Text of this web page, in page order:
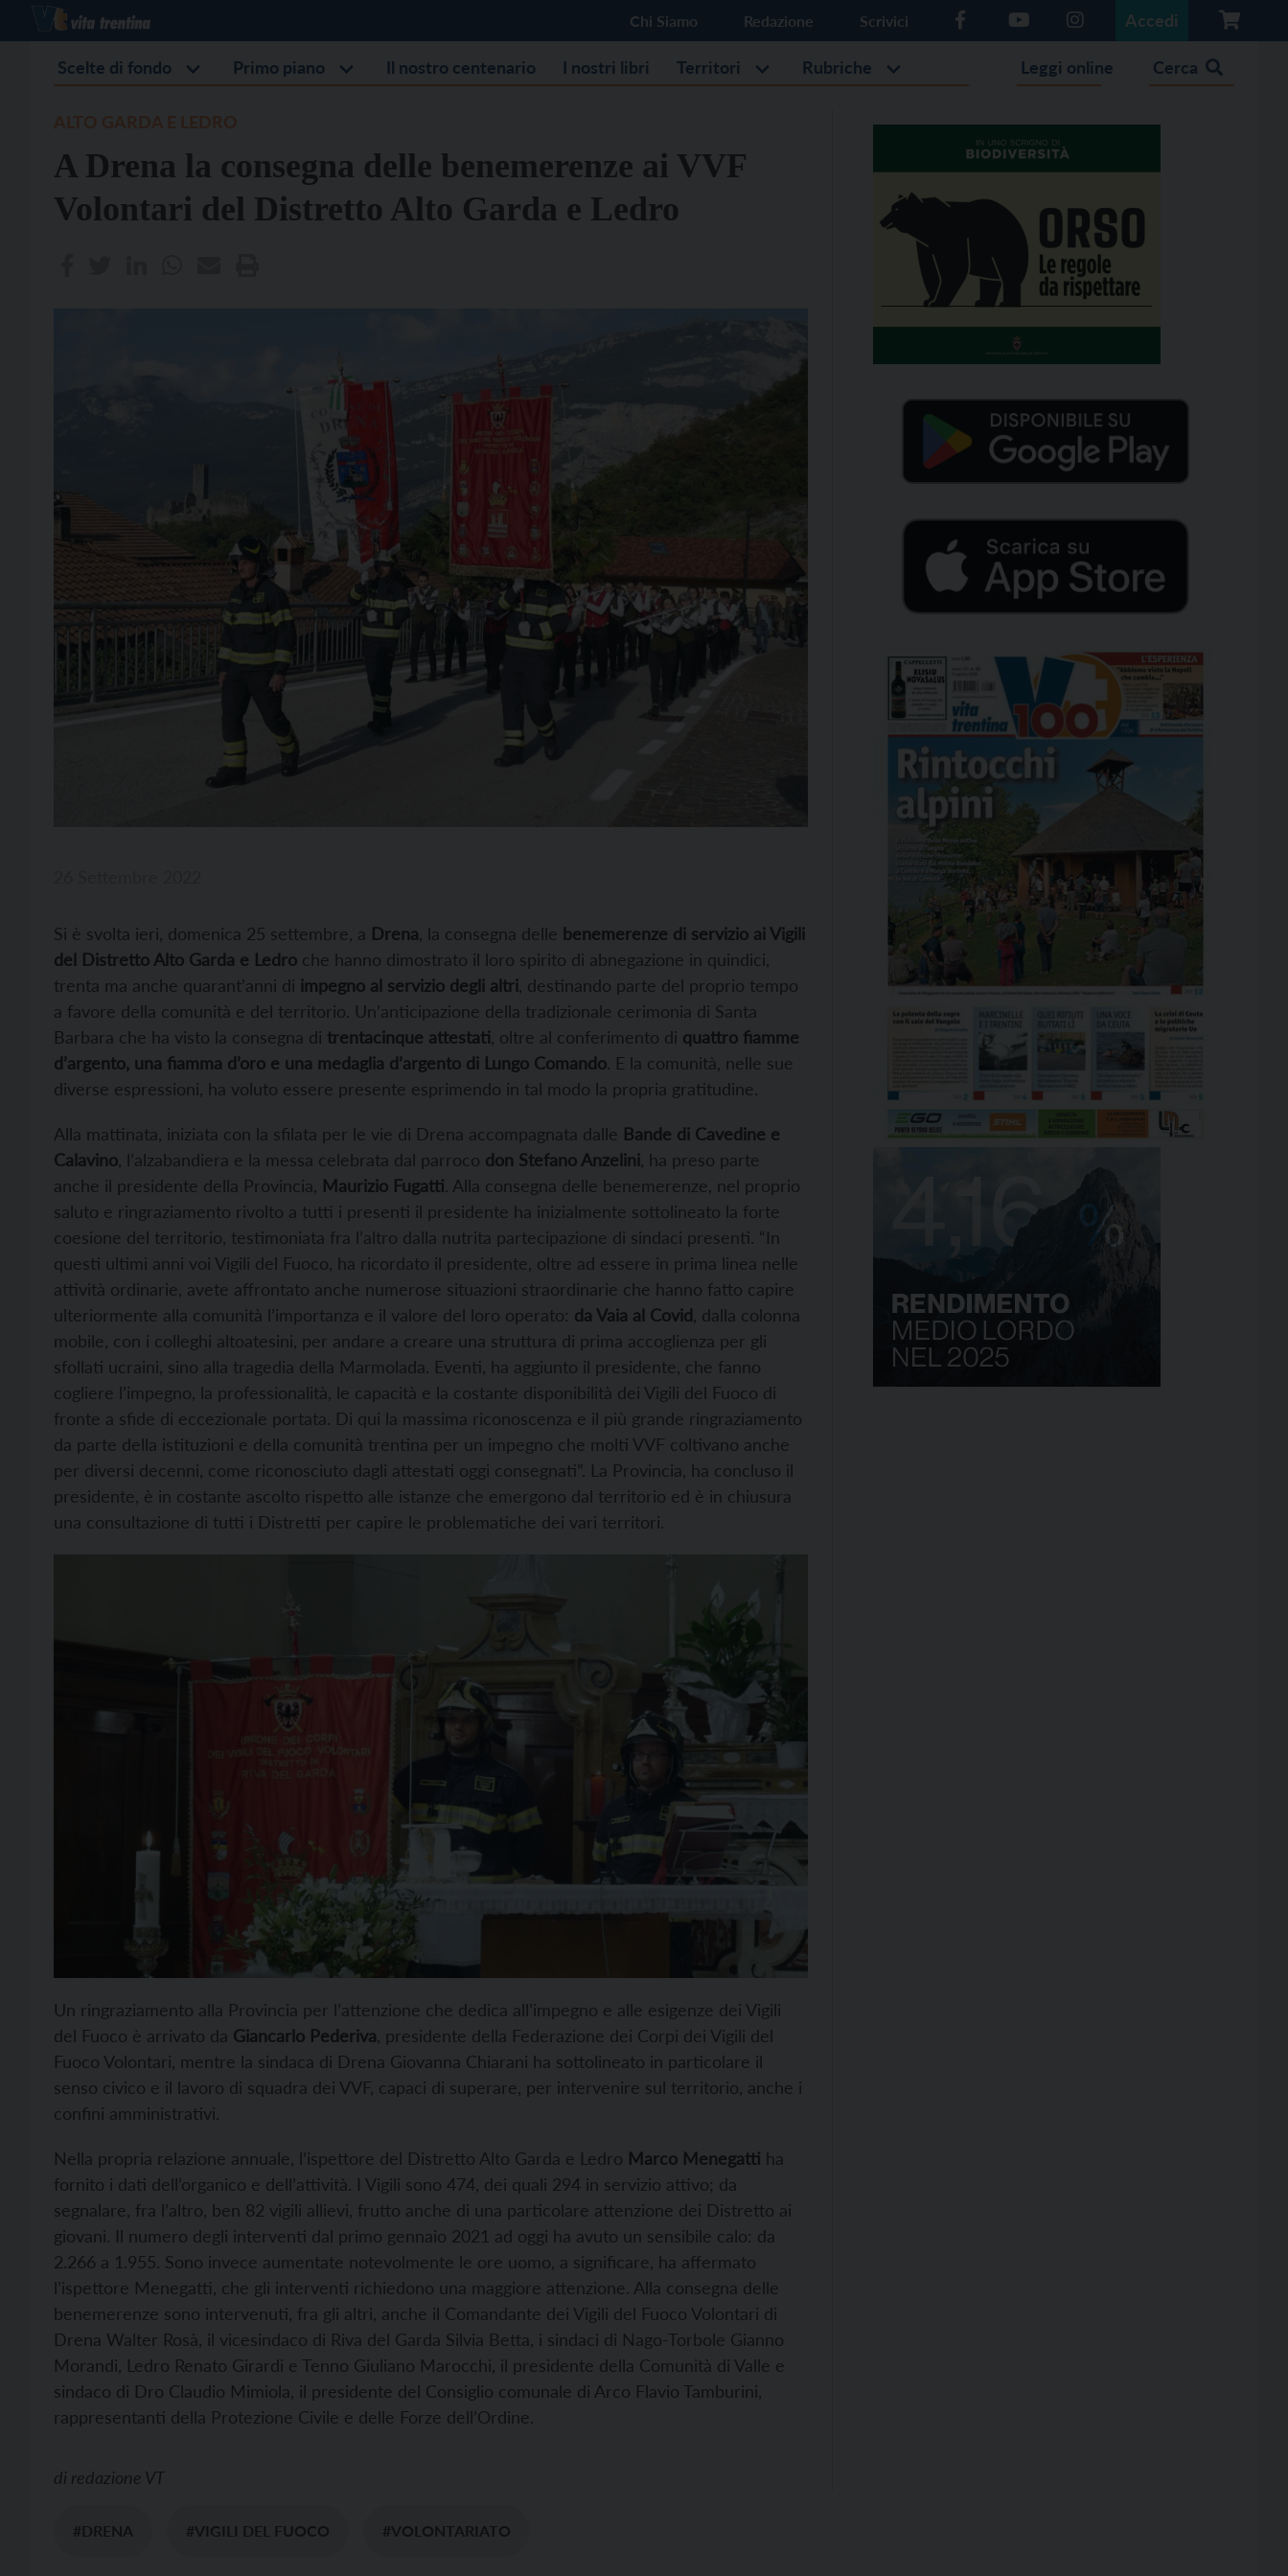
Chi Siamo Redazione Scrivici Accedi
Scelte di fondo Primo piano Il nostro centenario I nostri libri Territori Rubriche Leggi online Cerca
A Drena la consegna delle benemerenze ai VVF
Volontari del Distretto Alto Garda e Ledro
Si è svolta ieri, domenica 25 settembre, a Drena , la consegna delle benemerenze di servizio ai Vigili
del Distretto Alto Garda e Ledro che hanno dimostrato il loro spirito di abnegazione in quindici,
trenta ma anche quarant’anni di impegno al servizio degli altri , destinando parte del proprio tempo
a favore della comunità e del territorio. Un’anticipazione della tradizionale cerimonia di Santa
Barbara che ha visto la consegna di trentacinque attestati , oltre al conferimento di quattro fiamme
d’argento, una fiamma d’oro e una medaglia d’argento di Lungo Comando. E la comunità, nelle sue
diverse espressioni, ha voluto essere presente esprimendo in tal modo la propria gratitudine.
Alla mattinata, iniziata con la sfilata per le vie di Drena accompagnata dalle Bande di Cavedine e
Calavino , l’alzabandiera e la messa celebrata dal parroco don Stefano Anzelini , ha preso parte
anche il presidente della Provincia, Maurizio Fugatti. Alla consegna delle benemerenze, nel proprio
saluto e ringraziamento rivolto a tutti i presenti il presidente ha inizialmente sottolineato la forte
coesione del territorio, testimoniata fra l’altro dalla nutrita partecipazione di sindaci presenti. “In
questi ultimi anni voi Vigili del Fuoco, ha ricordato il presidente, oltre ad essere in prima linea nelle
attività ordinarie, avete affrontato anche numerose situazioni straordinarie che hanno fatto capire
ulteriormente alla comunità l’importanza e il valore del loro operato: da Vaia al Covid , dalla colonna
mobile, con i colleghi altoatesini, per andare a creare una struttura di prima accoglienza per gli
sfollati ucraini, sino alla tragedia della Marmolada. Eventi, ha aggiunto il presidente, che fanno
cogliere l’impegno, la professionalità, le capacità e la costante disponibilità dei Vigili del Fuoco di
fronte a sfide di eccezionale portata. Di qui la massima riconoscenza e il più grande ringraziamento
da parte della istituzioni e della comunità trentina per un impegno che molti VVF coltivano anche
per diversi decenni, come riconosciuto dagli attestati oggi consegnati”. La Provincia, ha concluso il
presidente, è in costante ascolto rispetto alle istanze che emergono dal territorio ed è in chiusura
una consultazione di tutti i Distretti per capire le problematiche dei vari territori.
Un ringraziamento alla Provincia per l’attenzione che dedica all’impegno e alle esigenze dei Vigili
del Fuoco è arrivato da Giancarlo Pederiva , presidente della Federazione dei Corpi dei Vigili del
Fuoco Volontari, mentre la sindaca di Drena Giovanna Chiarani ha sottolineato in particolare il
senso civico e il lavoro di squadra dei VVF, capaci di superare, per intervenire sul territorio, anche i
confini amministrativi.
Nella propria relazione annuale, l’ispettore del Distretto Alto Garda e Ledro Marco Menegatti ha
fornito i dati dell’organico e dell’attività. I Vigili sono 474, dei quali 294 in servizio attivo; da
segnalare, fra l’altro, ben 82 vigili allievi, frutto anche di una particolare attenzione dei Distretto ai
giovani. Il numero degli interventi dal primo gennaio 2021 ad oggi ha avuto un sensibile calo: da
2.266 a 1.955. Sono invece aumentate notevolmente le ore uomo, a significare, ha affermato
l’ispettore Menegatti, che gli interventi richiedono una maggiore attenzione. Alla consegna delle
benemerenze sono intervenuti, fra gli altri, anche il Comandante dei Vigili del Fuoco Volontari di
Drena Walter Rosà, il vicesindaco di Riva del Garda Silvia Betta, i sindaci di Nago-Torbole Gianno
Morandi, Ledro Renato Girardi e Tenno Giuliano Marocchi, il presidente della Comunità di Valle e
sindaco di Dro Claudio Mimiola, il presidente del Consiglio comunale di Arco Flavio Tamburini,
rappresentanti della Protezione Civile e delle Forze dell’Ordine.
di redazione VT
#DRENA #VIGILI DEL FUOCO #VOLONTARIATO